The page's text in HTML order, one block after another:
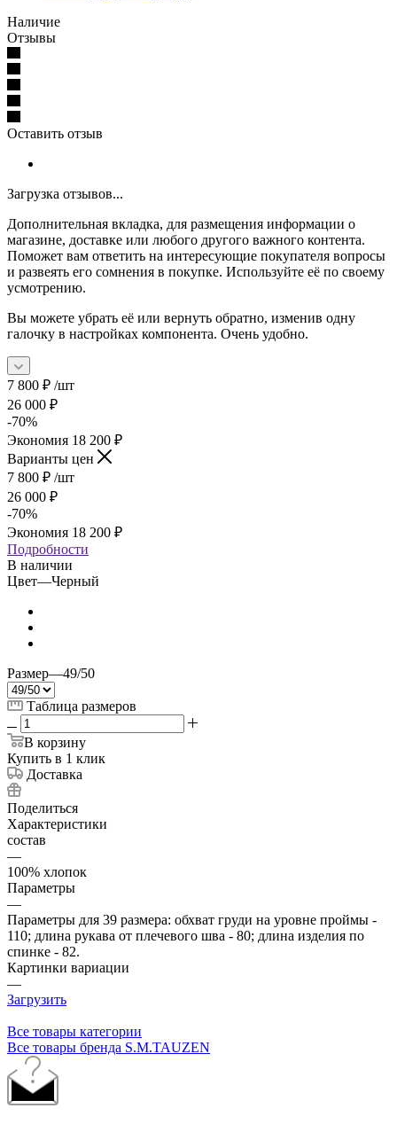
Наличие
Отзывы
Оставить отзыв
Загрузка отзывов...
Дополнительная вкладка, для размещения информации о
магазине, доставке или любого другого важного контента.
Поможет вам ответить на интересующие покупателя вопросы
и развеять его сомнения в покупке. Используйте её по своему
усмотрению.
Вы можете убрать её или вернуть обратно, изменив одну
галочку в настройках компонента. Очень удобно.
7 800 ₽ /шт
26 000 ₽
-70%
Экономия 18 200 ₽
Варианты цен
7 800 ₽ /шт
26 000 ₽
-70%
Экономия 18 200 ₽
Подробности
В наличии
Цвет—Черный
Размер—49/50
Таблица размеров
В корзину
Купить в 1 клик
Доставка
Поделиться
Характеристики
состав
—
100% хлопок
Параметры
—
Параметры для 39 размера: обхват груди на уровне проймы -
110; длина рукава от плечевого шва - 80; длина изделия по
спинке - 82.
Картинки вариации
—
Загрузить
Все товары категории
Все товары бренда S.M.TAUZEN